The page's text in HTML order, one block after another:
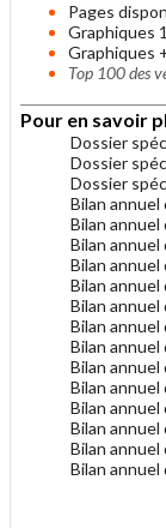
Pages
Graphiques
Graphiques
Top 100 des
Pour en savoir
Dossier
Dossier
Dossier
Bilan
Bilan annuel